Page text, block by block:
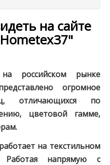
на сайте
российском рынке
огромное
отличающихся по
цветовой гамме,
на текстильном
напрямую с